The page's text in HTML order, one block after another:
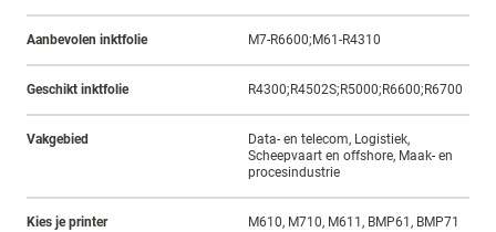
Aanbevolen inktfolie M7-R6600;M61-R4310
Geschikt inktfolie R4300;R4502S;R5000;R6600;R6700
Vakgebied
Data- en telecom, Logistiek,
Scheepvaart en offshore, Maak- en
procesindustrie
Kies je printer M610, M710, M611, BMP61, BMP71